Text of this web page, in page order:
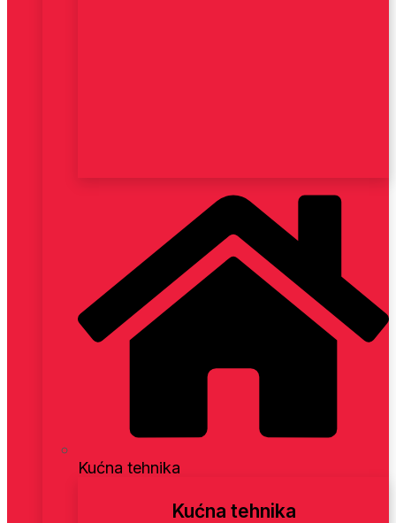
Kućna tehnika
Kućna tehnika